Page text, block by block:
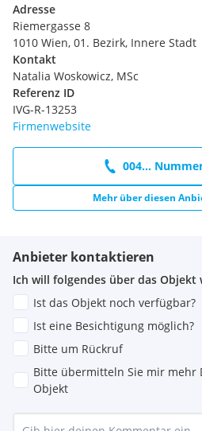
Adresse
Riemergasse 8
1010 Wien, 01. Bezirk, Innere Stadt
Kontakt
Natalia Woskowicz, MSc
Referenz ID
IVG-R-13253
Firmenwebsite
004...
Mehr über diesen
Anbieter kontaktieren
Ich will folgendes über das Objekt
Ist das Objekt noch verfügbar?
Ist eine Besichtigung möglich?
Bitte um Rückruf
Bitte übermitteln Sie mir mehr
Objekt